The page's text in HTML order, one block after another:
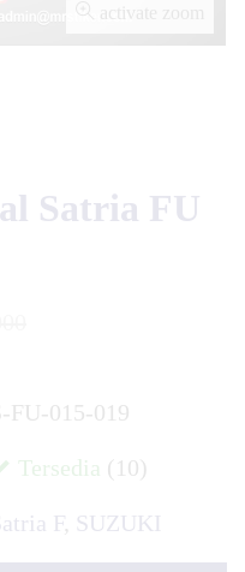
activate zoom
Satria FU
FU-015-019
Tersedia (10)
F, SUZUKI